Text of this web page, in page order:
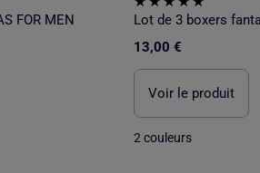
FOR MEN
Lot de 3 boxers
13,00 €
Voir le produit
2 couleurs